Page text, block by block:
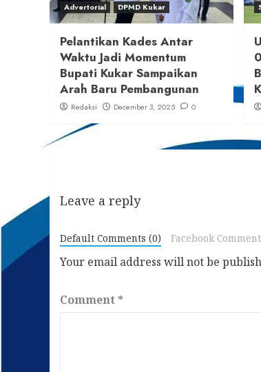
Advertorial DPMD Kukar
Pelantikan Kades Antar
Waktu Jadi Momentum
Bupati Kukar Sampaikan
Arah Baru Pembangunan
Redaksi December 3, 2025 0
Leave a reply
Default Comments (0) Facebook
Your email address will not be
Comment *